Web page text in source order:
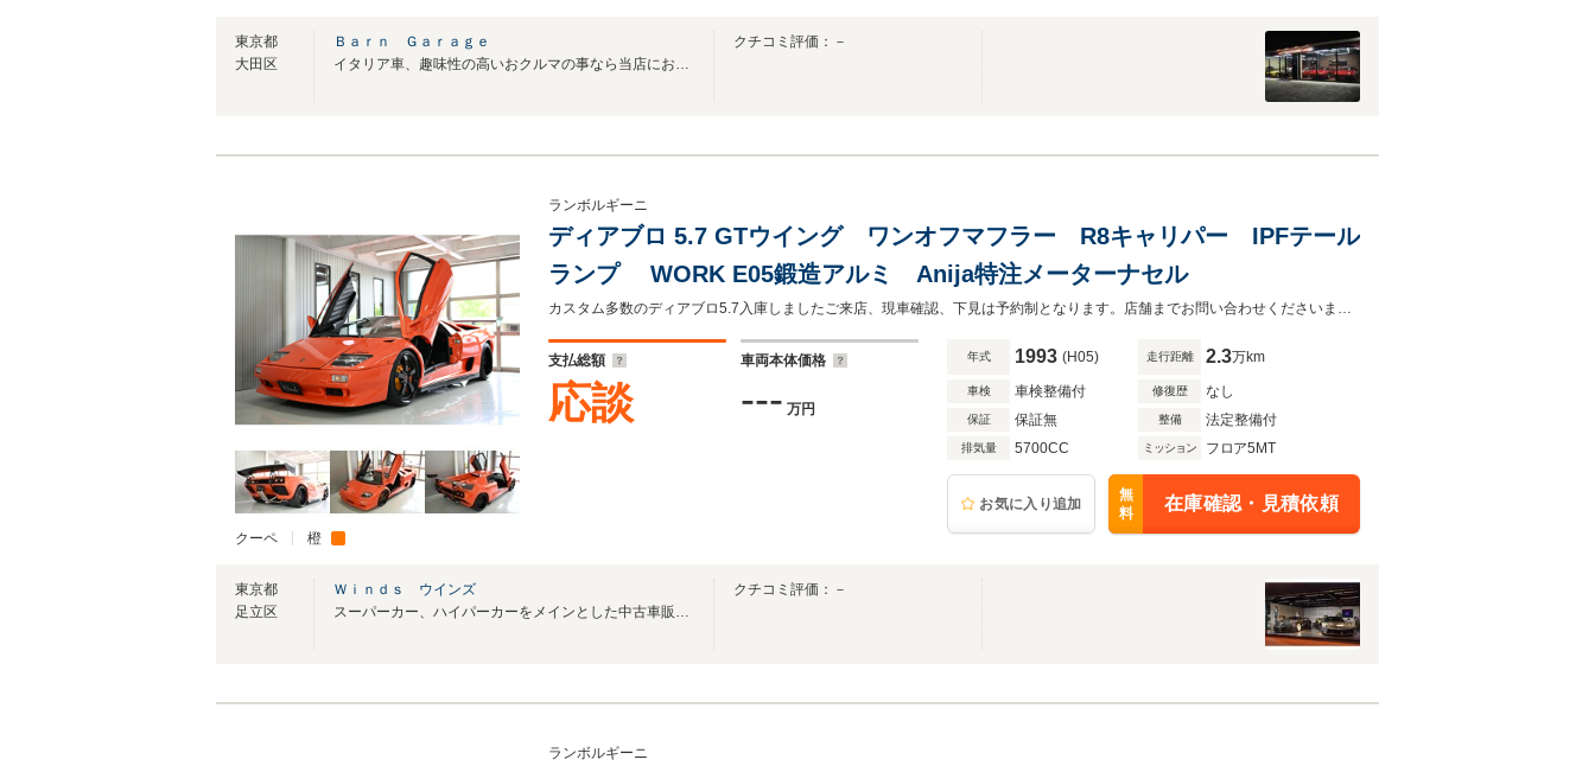
東京都
大田区
Ｂａｒｎ Ｇａｒａｇｅ
イタリア車、趣味性の高いおクルマの事なら当店にお任せください
クチコミ評価：－
クーペ 橙
ランボルギーニ
ディアブロ 5.7 GTウイング ワンオフマフラー R8キャリパー IPFテール
ランプ WORK E05鍛造アルミ Anija特注メーターナセル
カスタム多数のディアブロ5.7入庫しましたご来店、現車確認、下見は予約制となります。店舗までお問い合わせくださいませ。
支払総額
応談
車両本体価格
--- 万円
年式 1993 (H05) 走行距離 2.3万km
車検 車検整備付 修復歴 なし
保証 保証無 整備 法定整備付
排気量 5700CC ミッション フロア5MT
お気に入り追加
無
料
在庫確認・見積依頼
東京都
足立区
Ｗｉｎｄｓ ウインズ
スーパーカー、ハイパーカーをメインとした中古車販売をいたします。
クチコミ評価：－
ランボルギーニ